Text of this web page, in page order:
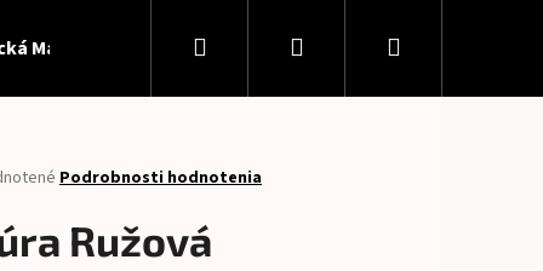
Madeira Softshell Patent Panely
Hľadať PrihlásenieNákupný
Podrobnosti hodnotenia
Ružová